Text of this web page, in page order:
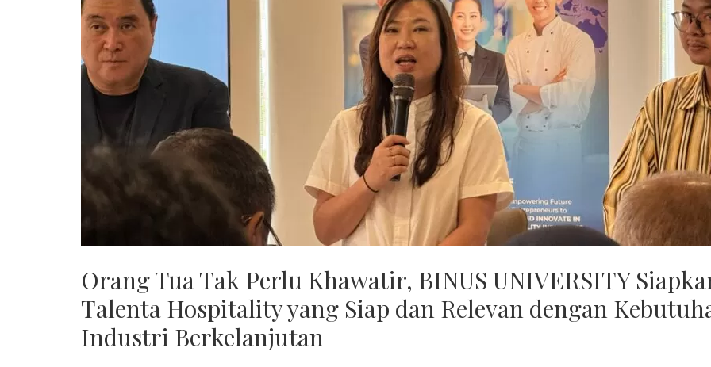
Orang Tua Tak Perlu Khawatir, BINUS UNIVERSITY
Talenta Hospitality yang Siap dan Relevan dengan
Industri Berkelanjutan